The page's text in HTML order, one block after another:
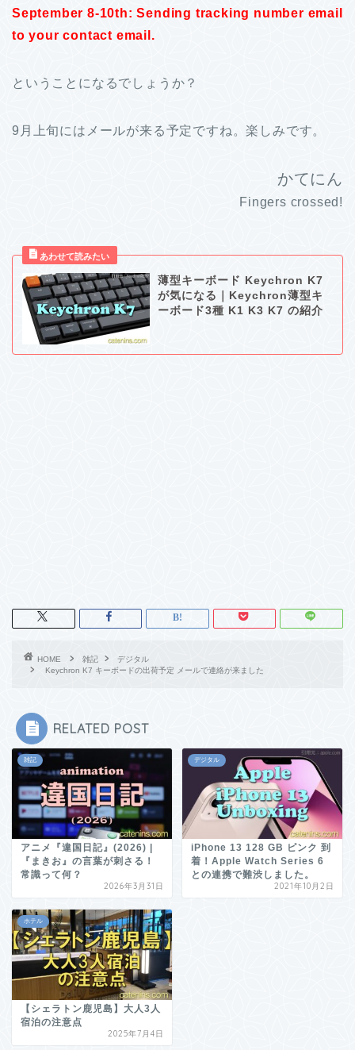
September 8-10th: Sending tracking number email
to your contact email.
ということになるでしょうか？
9月上旬にはメールが来る予定ですね。楽しみです。
かてにん
Fingers crossed!
薄型キーボード Keychron K7
が気になる｜Keychron薄型キ
ーボード3種 K1 K3 K7 の紹介
HOME 雑記
デジタル
Keychron K7 キーボードの出荷予定 メールで連絡が来ました
RELATED POST
雑記
アニメ『違国日記』(2026) |
『まきお』の言葉が刺さる！
常識って何？
2026年3月31日
デジタル
iPhone 13 128 GB ピンク 到
着！Apple Watch Series 6
との連携で難渋しました。
2021年10月2日
ホテル
【シェラトン鹿児島】大人3人
宿泊の注意点
2025年7月4日